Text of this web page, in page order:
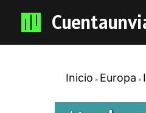
Inicio Europa